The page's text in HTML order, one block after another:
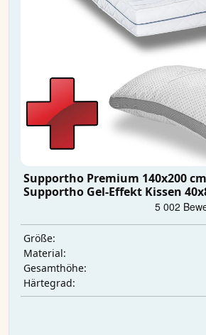
Supportho Premium 140x200
Supportho Gel-Effekt Kissen
Größe:
Material:
Gesamthöhe:
Härtegrad: